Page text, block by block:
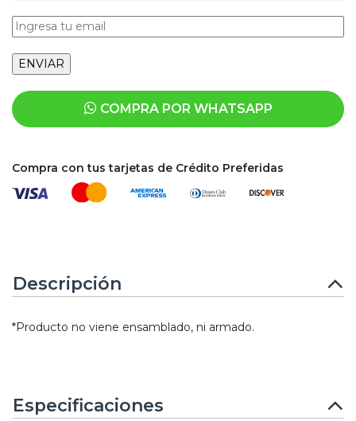
COMPRA POR WHATSAPP
Compra con tus tarjetas de Crédito Preferidas
Descripción
*Producto no viene ensamblado, ni armado.
Especificaciones